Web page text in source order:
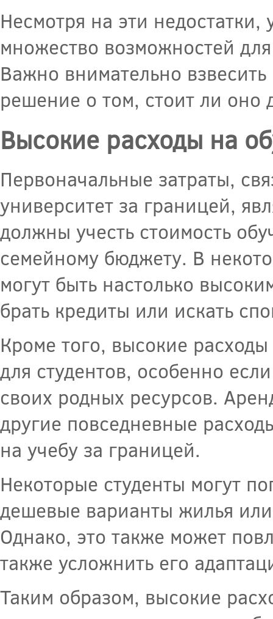
Несмотря на эти недостатки,
множество возможностей
Важно внимательно
решение о том, стоит ли оно
Высокие расходы на
Первоначальные затраты,
университет за границей,
должны учесть стоимость
семейному бюджету. В
могут быть настолько
брать кредиты или искать
Кроме того, высокие
для студентов, особенно
своих родных ресурсов.
другие повседневные
на учебу за границей.
Некоторые студенты могут
дешевые варианты жилья
Однако, это также может
также усложнить его
Таким образом, высокие